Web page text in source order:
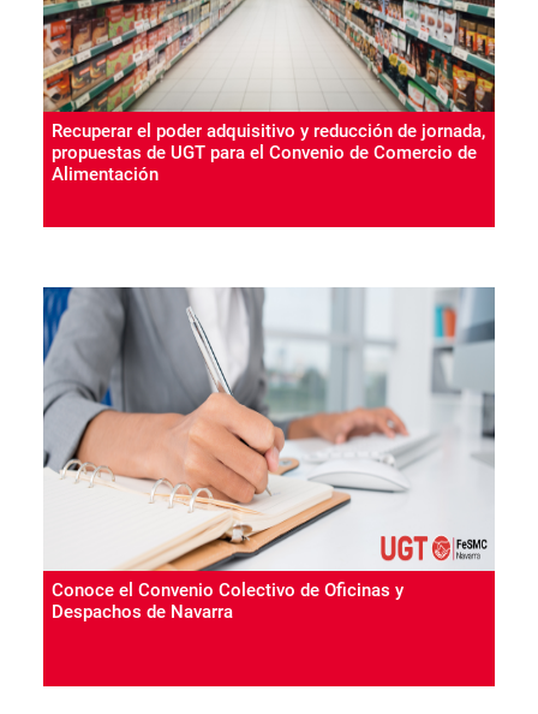
Recuperar el poder adquisitivo y reducción de jornada,
propuestas de UGT para el Convenio de Comercio de
Alimentación
Conoce el Convenio Colectivo de Oficinas y
Despachos de Navarra